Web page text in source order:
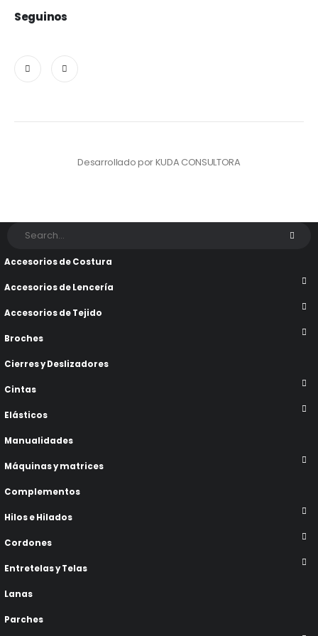
Seguinos
Desarrollado porKUDA CONSULTORA
Accesorios de Costura
Accesorios de Lencería
Accesorios de Tejido
Broches
Cierres y Deslizadores
Cintas
Elásticos
Manualidades
Máquinas y matrices
Complementos
Hilos e Hilados
Cordones
Entretelas y Telas
Lanas
Parches